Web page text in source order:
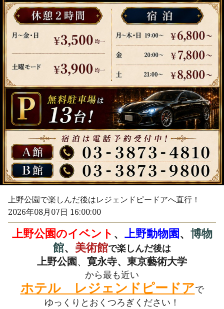
上野公園で楽しんだ後はレジェンドピードアへ直行！
2026年08月07日 16:00:00
上野公園のイベント 、 上野動物園、 博物
館、 美術館で楽しんだ後は
上野公園、 寛永寺、東京藝術大学
から最も近い
ホテル レジェンドピードアで
ゆっくりとおくつろぎください！